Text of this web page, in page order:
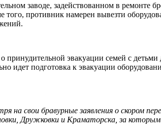
заводе, задействованном в ремонте
того, противник намерен вывезти
эвакуации семей с детьми
идет подготовка к эвакуации
на свои бравурные заявления о скором
Дружковки и Краматорска, за